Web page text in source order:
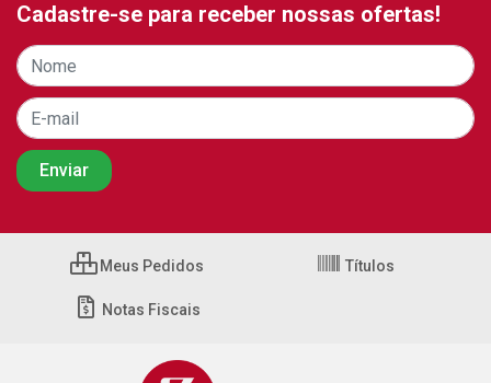
Cadastre-se para receber nossas ofertas!
Meus Pedidos Títulos
Notas Fiscais